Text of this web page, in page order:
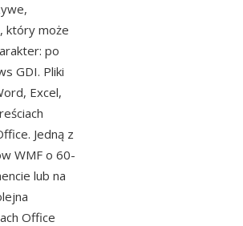
który może
po
GDI. Pliki
Excel,
Jedną z
WMF o 60-
lub na
Office